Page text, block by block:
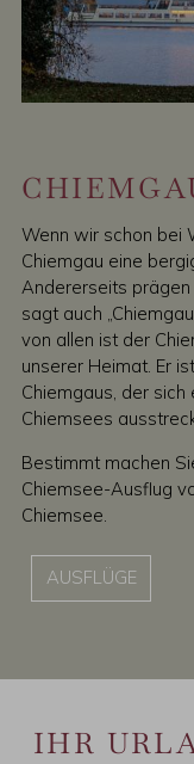
Wenn wir schon bei
Chiemgau eine
Andererseits prägen
sagt auch
von allen ist der
unserer Heimat. Er
Chiemgaus, der
Chiemsees
Bestimmt machen
Chiemsee-Ausflug
Chiemsee.
AUSFLÜGE
IHR